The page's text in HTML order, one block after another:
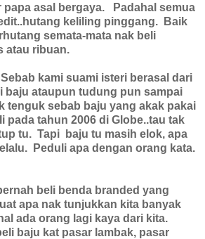
papa asal bergaya. Padahal semua
keliling pinggang. Baik
semata-mata nak beli
atau ribuan.
kami suami isteri berasal dari
baju ataupun tudung pun sampai
tenguk sebab baju yang akak pakai
pada tahun 2006 di Globe..tau tak
tu. Tapi baju tu masih elok, apa
Peduli apa dengan orang kata.
beli benda branded yang
apa nak tunjukkan kita banyak
ada orang lagi kaya dari kita.
baju kat pasar lambak, pasar